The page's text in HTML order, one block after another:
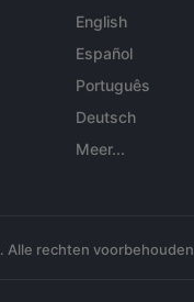
English
Español
Português
Deutsch
Meer...
Alle rechten voorbehouden